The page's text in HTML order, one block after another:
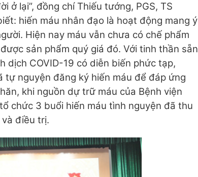
ở lại”, đồng chí Thiếu tướng, PGS, TS
hiến máu nhân đạo là hoạt động mang ý
Hiện nay máu vẫn chưa có chế phẩm
sản phẩm quý giá đó. Với tinh thần sẵn
dịch COVID-19 có diễn biến phức tạp,
tự nguyện đăng ký hiến máu để đáp ứng
khi nguồn dự trữ máu của Bệnh viện
chức 3 buổi hiến máu tình nguyện đã thu
và điều trị.